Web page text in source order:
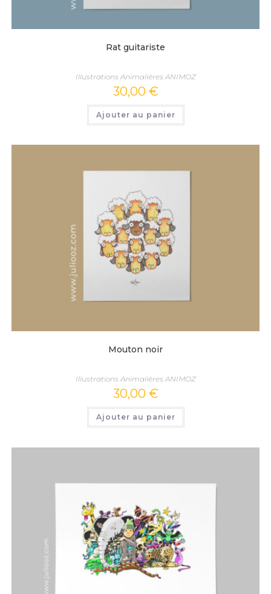
Rat guitariste
Illustrations Animalières ANIMOZ
30,00 €
Ajouter au panier
Mouton noir
Illustrations Animalières ANIMOZ
30,00 €
Ajouter au panier